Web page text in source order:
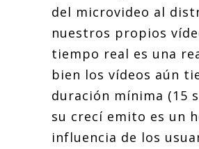
del microvideo al
nuestros propios
tiempo real es una
bien los vídeos aún
duración mínima (15
su crecí emito es un
influencia de los